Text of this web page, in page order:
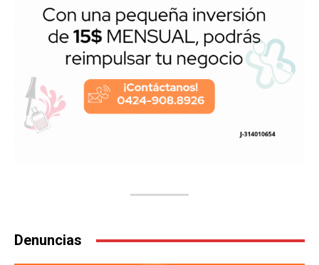
Denuncias